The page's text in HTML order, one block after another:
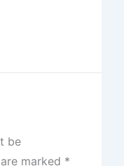
be
marked *